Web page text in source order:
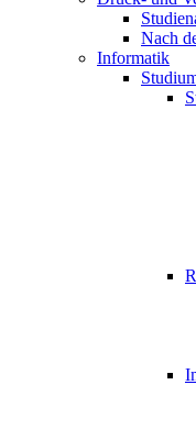
Nach
Informatik